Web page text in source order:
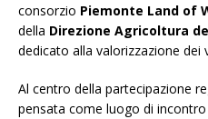
consorzio Piemonte Land of
della Direzione Agricoltura
dedicato alla valorizzazione dei
Al centro della partecipazione
pensata come luogo di